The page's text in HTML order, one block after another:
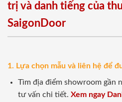
trị và danh tiếng của
SaigonDoor
1. Lựa chọn mẫu và liên hệ để
Tìm địa điểm showroom gần
tư vấn chi tiết. Xem ngay